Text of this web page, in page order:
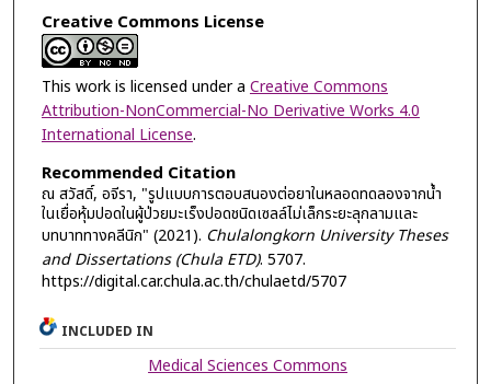
Creative Commons License
This work is licensed under a Creative Commons
Attribution-NonCommercial-No Derivative Works 4.0
International License.
Recommended Citation
ณ สวัสดิ์, อจีรา, "รูปแบบการตอบสนองต่อยาในหลอดทดลองจากน้ำ
ในเยื่อหุ้มปอดในผู้ป่วยมะเร็งปอดชนิดเซลล์ไม่เล็กระยะลุกลามและ
บทบาททางคลีนิก" (2021). Chulalongkorn University Theses
and Dissertations (Chula ETD). 5707.
https://digital.car.chula.ac.th/chulaetd/5707
INCLUDED IN
Medical Sciences Commons